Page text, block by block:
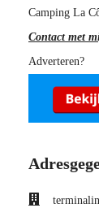
Camping La
Contact met
Adverteren?